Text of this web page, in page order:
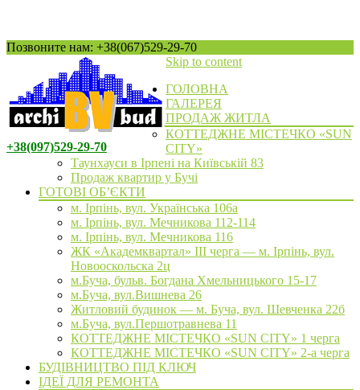
Позвоните нам: +38(067)529-29-70
+38(097)529-29-70
Skip to content
ГОЛОВНА
ГАЛЕРЕЯ
ПРОДАЖ ЖИТЛА
КОТТЕДЖНЕ МІСТЕЧКО «SUN
CITY»
Таунхауси в Ірпені на Київській 83
Продаж квартир у Бучі
ГОТОВІ ОБ’ЄКТИ
м. Ірпінь, вул. Українська 106а
м. Ірпінь, вул. Мечникова 112-114
м. Ірпінь, вул. Мечникова 116
ЖК «Академквартал» III черга — м. Ірпінь, вул.
Новооскольска 2ц
м.Буча, бульв. Богдана Хмельницького 15-17
м.Буча, вул.Вишнева 26
Житловий будинок — м. Буча, вул. Шевченка 22б
м.Буча, вул.Першотравнева 11
КОТТЕДЖНЕ МІСТЕЧКО «SUN CITY» 1 черга
КОТТЕДЖНЕ МІСТЕЧКО «SUN CITY» 2-а черга
БУДІВНИЦТВО ПІД КЛЮЧ
ІДЕЇ ДЛЯ РЕМОНТА